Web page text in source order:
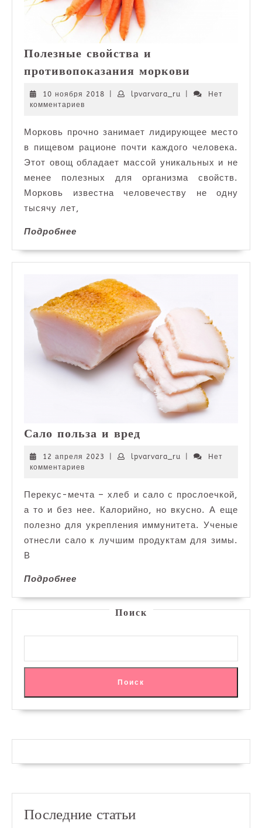
Полезные свойства и
противопоказания моркови
и
10 ноября 2018 10
lpvarvara_ru lpvarvara_ru
Нет
комментариев
Морковь прочно занимает лидирующее место
в пищевом рационе почти каждого человека.
Этот овощ обладает массой уникальных и не
менее полезных для организма свойств.
Морковь известна человечеству не одну
тысячу лет,
Подробнее
Сало польза и вред
и
12 апреля 2023 12
lpvarvara_ru lpvarvara_ru
Нет
комментариев
Перекус-мечта – хлеб и сало с прослоечкой,
а то и без нее. Калорийно, но вкусно. А еще
полезно для укрепления иммунитета. Ученые
отнесли сало к лучшим продуктам для зимы.
В
Подробнее
Поиск
Поиск
Последние статьи